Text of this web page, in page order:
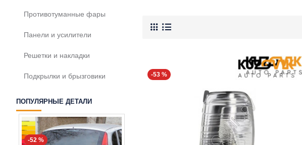
Противотуманные фары
Панели и усилители
Решетки и накладки
Подкрылки и брызговики
ПОПУЛЯРНЫЕ ДЕТАЛИ
-52 %
-53 %